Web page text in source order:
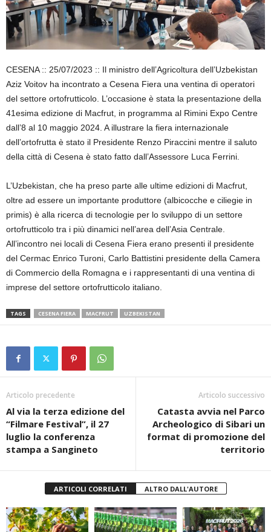
CESENA :: 25/07/2023 :: Il ministro dell’Agricoltura dell’Uzbekistan
Aziz Voitov ha incontrato a Cesena Fiera una ventina di operatori
del settore ortofrutticolo. L’occasione è stata la presentazione della
41esima edizione di Macfrut, in programma al Rimini Expo Centre
dall’8 al 10 maggio 2024. A illustrare la fiera internazionale
dell’ortofrutta è stato il Presidente Renzo Piraccini mentre il saluto
della città di Cesena è stato fatto dall’Assessore Luca Ferrini.
L’Uzbekistan, che ha preso parte alle ultime edizioni di Macfrut,
oltre ad essere un importante produttore (albicocche e ciliegie in
primis) è alla ricerca di tecnologie per lo sviluppo di un settore
ortofrutticolo tra i più dinamici nell’area dell’Asia Centrale.
All’incontro nei locali di Cesena Fiera erano presenti il presidente
del Cermac Enrico Turoni, Carlo Battistini presidente della Camera
di Commercio della Romagna e i rappresentanti di una ventina di
imprese del settore ortofrutticolo italiano.
TAGS CESENA FIERA MACFRUT UZBEKISTAN
Articolo precedente
Al via la terza edizione del
“Filmare Festival”, il 27
luglio la conferenza
stampa a Sangineto
Articolo successivo
Catasta avvia nel Parco
Archeologico di Sibari un
format di promozione del
territorio
ARTICOLI CORRELATI ALTRO DALL'AUTORE